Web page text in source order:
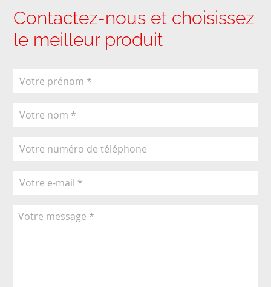
Contactez-nous et choisissez
le meilleur produit